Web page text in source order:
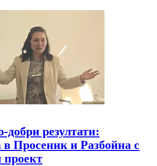
добри резултати:
Просеник и Разбойна с
проект